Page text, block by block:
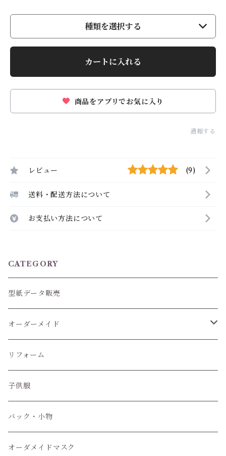
種類を選択する
カートに入れる
商品をアプリでお気に入り
通報する
レビュー (9)
送料・配送方法について
お支払い方法について
CATEGORY
型紙データ販売
オーダーメイド
ぬいぐるみ服
子供服
小物
リフォーム
子供服
バック・小物
オーダメイドマスク